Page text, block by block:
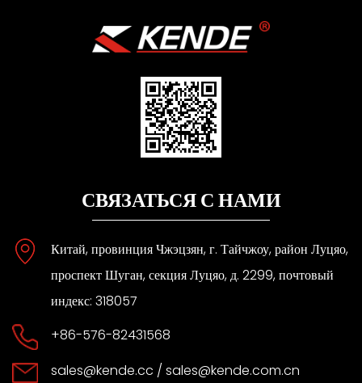
СВЯЗАТЬСЯ С НАМИ
Китай, провинция Чжэцзян, г. Тайчжоу, район Луцяо,
проспект Шуган, секция Луцяо, д. 2299, почтовый
индекс: 318057
+86-576-82431568
sales@kende.cc / sales@kende.com.cn